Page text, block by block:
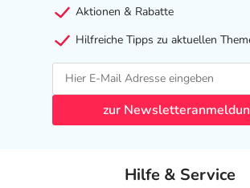
Aktionen & Rabatte
Hilfreiche Tipps zu aktuellen
zur
Hilfe & Service